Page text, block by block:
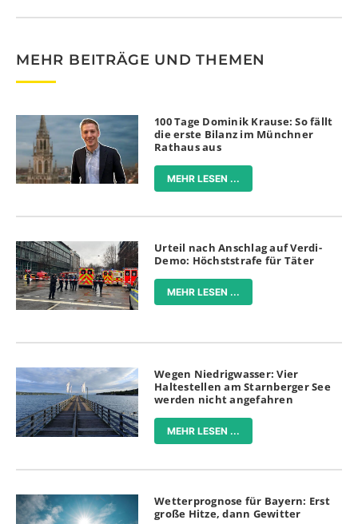
MEHR BEITRÄGE UND THEMEN
100 Tage Dominik Krause: So fällt
die erste Bilanz im Münchner
Rathaus aus
MEHR LESEN ...
Urteil nach Anschlag auf Verdi-
Demo: Höchststrafe für Täter
MEHR LESEN ...
Wegen Niedrigwasser: Vier
Haltestellen am Starnberger See
werden nicht angefahren
MEHR LESEN ...
Wetterprognose für Bayern: Erst
große Hitze, dann Gewitter